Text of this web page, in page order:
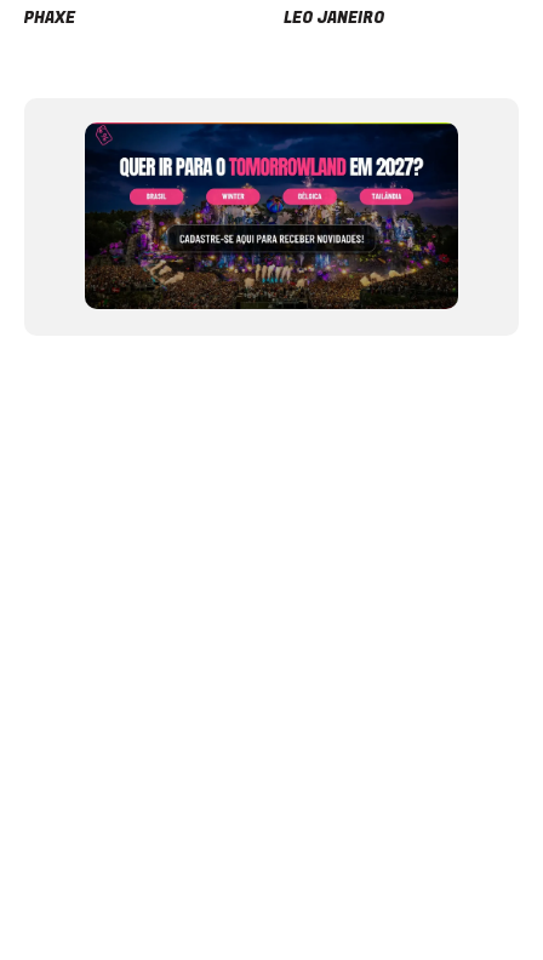
PHAXE LEO JANEIRO